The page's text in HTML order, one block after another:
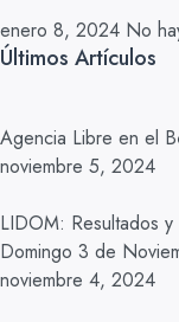
enero 8, 2024 No
Últimos Artículos
Agencia Libre en el
noviembre 5, 2024
LIDOM: Resultados
Domingo 3 de
noviembre 4, 2024